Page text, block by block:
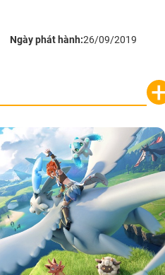
Ngày phát hành:26/09/2019